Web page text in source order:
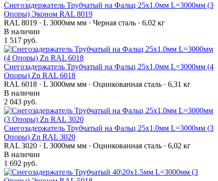
Снегозадержатель Трубчатый на Фальц 25х1.0мм L=3000мм (3
Опоры) Эконом RAL 8019
RAL 8019 · L 3000мм мм · Черная сталь · 6,02 кг
В наличии
1 517 руб.
Снегозадержатель Трубчатый на Фальц 25х1.0мм L=3000мм (4
Опоры) Zn RAL 6018
RAL 6018 · L 3000мм мм · Оцинкованная сталь · 6,31 кг
В наличии
2 043 руб.
Снегозадержатель Трубчатый на Фальц 25х1.0мм L=3000мм (3
Опоры) Zn RAL 3020
RAL 3020 · L 3000мм мм · Оцинкованная сталь · 6,02 кг
В наличии
1 692 руб.